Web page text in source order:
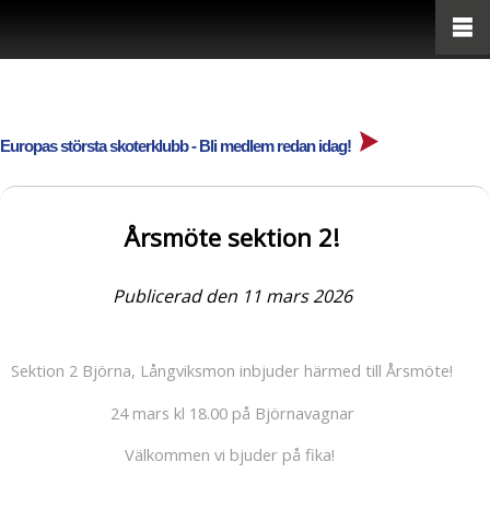
Europas största skoterklubb - Bli medlem redan idag!
Årsmöte sektion 2!
Publicerad den 11 mars 2026
Sektion 2 Björna, Långviksmon inbjuder härmed till Årsmöte!
24 mars kl 18.00 på Björnavagnar
Välkommen vi bjuder på fika!